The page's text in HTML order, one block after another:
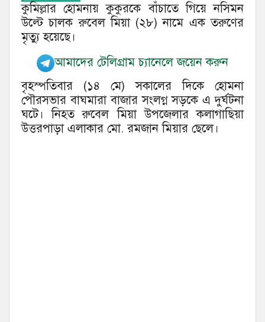
কুমিল্লার হোমনায় কুকুরকে বাঁচাতে গিয়ে নসিমন
উল্টে চালক রুবেল মিয়া (২৮) নামে এক তরুণের
মৃত্যু হয়েছে।
আমাদের টেলিগ্রাম চ্যানেলে জয়েন করুন
বৃহস্পতিবার (১৪ মে) সকালের দিকে হোমনা
পৌরসভার বাঘমারা বাজার সংলগ্ন সড়কে এ দুর্ঘটনা
ঘটে। নিহত রুবেল মিয়া উপজেলার কলাগাছিয়া
উত্তরপাড়া এলাকার মো. রমজান মিয়ার ছেলে।